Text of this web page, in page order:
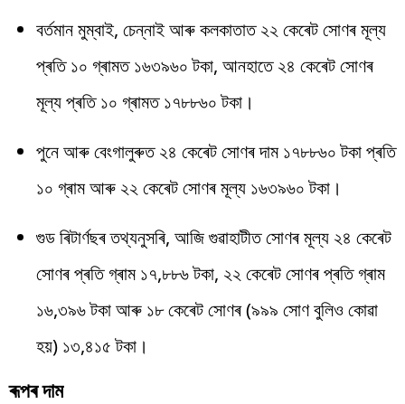
বৰ্তমান মুম্বাই, চেন্নাই আৰু কলকাতাত ২২ কেৰেট সোণৰ মূল্য
প্ৰতি ১০ গ্ৰামত ১৬৩৯৬০ টকা, আনহাতে ২৪ কেৰেট সোণৰ
মূল্য প্ৰতি ১০ গ্ৰামত ১৭৮৮৬০ টকা।
পুনে আৰু বেংগালুৰুত ২৪ কেৰেট সোণৰ দাম ১৭৮৮৬০ টকা প্ৰতি
১০ গ্ৰাম আৰু ২২ কেৰেট সোণৰ মূল্য ১৬৩৯৬০ টকা।
গুড ৰিটাৰ্ণছৰ তথ্যনুসৰি, আজি গুৱাহাটীত সোণৰ মূল্য ২৪ কেৰেট
সোণৰ প্ৰতি গ্ৰাম ১৭,৮৮৬ টকা, ২২ কেৰেট সোণৰ প্ৰতি গ্ৰাম
১৬,৩৯৬ টকা আৰু ১৮ কেৰেট সোণৰ (৯৯৯ সোণ বুলিও কোৱা
হয়) ১৩,৪১৫ টকা।
ৰূপৰ দাম